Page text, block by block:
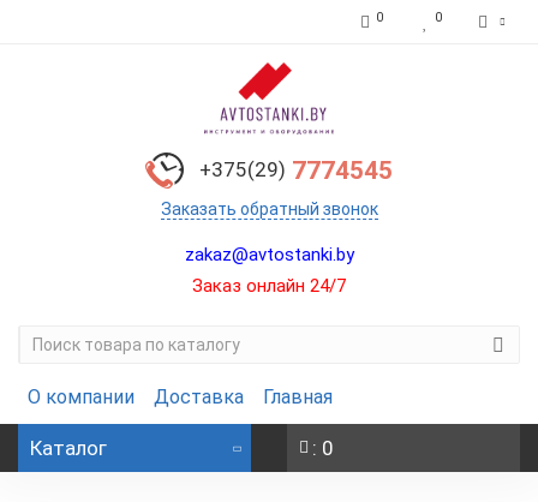
0 0
+375(29) 7774545
Заказать обратный звонок
zakaz@avtostanki.by
Заказ онлайн 24/7
О компании Доставка Главная
Каталог : 0